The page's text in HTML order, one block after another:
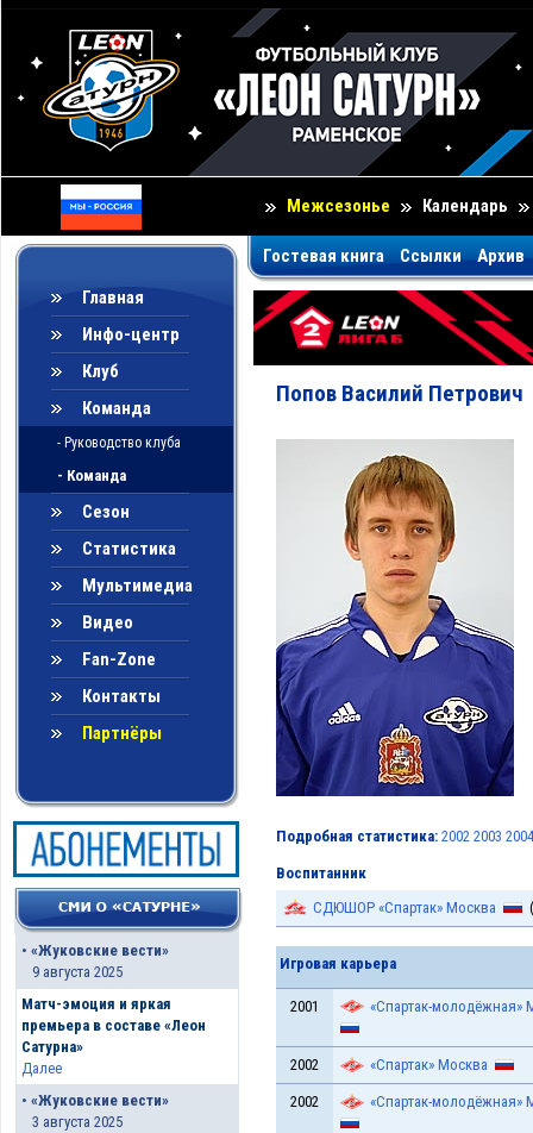
Межсезонье Календарь
Главная
Инфо-центр
Клуб
Команда
- Руководство клуба
- Команда
Сезон
Статистика
Мультимедиа
Видео
Fan-Zone
Контакты
Партнёры
• «Жуковские вести»
9 августа 2025
Матч-эмоция и яркая
премьера в составе «Леон
Сатурна»
Далее
• «Жуковские вести»
3 августа 2025
Гостевая книга Ссылки Архив
Попов Василий Петрович
Подробная статистика: 2002 2003 2004
Воспитанник
СДЮШОР «Спартак» Москва
Игровая карьера
2001 «Спартак-молодёжная»
2002 «Спартак» Москва
2002 «Спартак-молодёжная»